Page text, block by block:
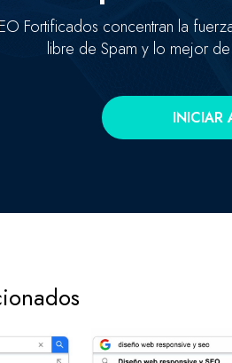
Fortificados concentran la
libre de Spam y lo mejor
INICIAR